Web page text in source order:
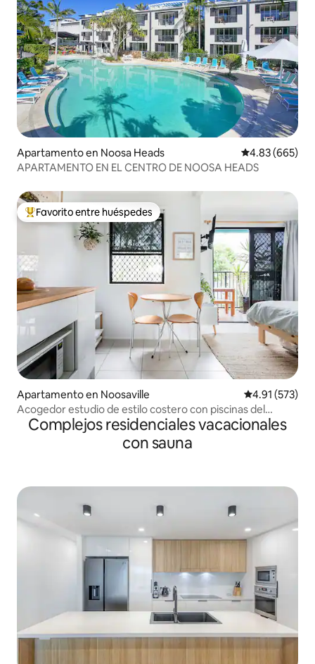
Apartamento en Noosa Heads Calificación
4.83 (665)
APARTAMENTO EN EL CENTRO DE NOOSA HEADS
Favorito entre huéspedes preferido
Favorito entre huéspedes
Apartamento en Noosaville Calificación
4.91 (573)
Acogedor estudio de estilo costero con piscinas del
centro vacacional
Complejos residenciales vacacionales
con sauna